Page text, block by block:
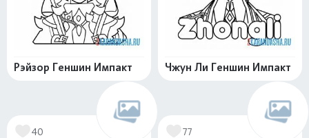
Рэйзор Геншин Импакт Чжун Ли Геншин Импакт
40 77